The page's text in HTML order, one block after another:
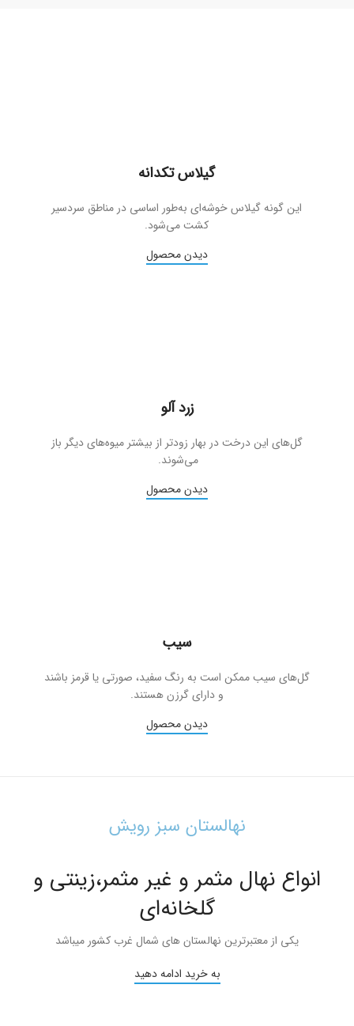
گیلاس تکدانه
این گونه گیلاس خوشه‌ای به‌طور اساسی در مناطق سردسیر
کشت می‌شود.
دیدن محصول
زرد آلو
گل‌های این درخت در بهار زودتر از بیشتر میوه‌های دیگر باز
می‌شوند.
دیدن محصول
سیب
گل‌های سیب ممکن است به رنگ سفید، صورتی یا قرمز باشند
و دارای گرزن هستند.
دیدن محصول
نهالستان سبز رویش
انواع نهال مثمر و غیر مثمر،زینتی و
گلخانه‌ای
یکی از معتبرترین نهالستان های شمال غرب کشور میباشد
به خرید ادامه دهید